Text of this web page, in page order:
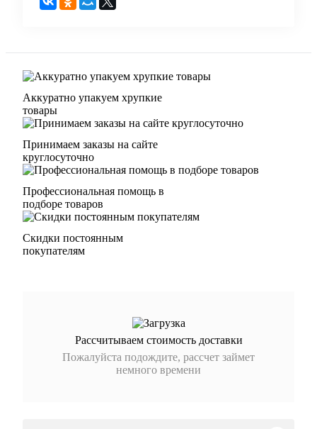
Аккуратно упакуем хрупкие
товары
Принимаем заказы на сайте
круглосуточно
Профессиональная помощь в
подборе товаров
Скидки постоянным
покупателям
Рассчитываем стоимость доставки
Пожалуйста подождите, рассчет займет
немного времени